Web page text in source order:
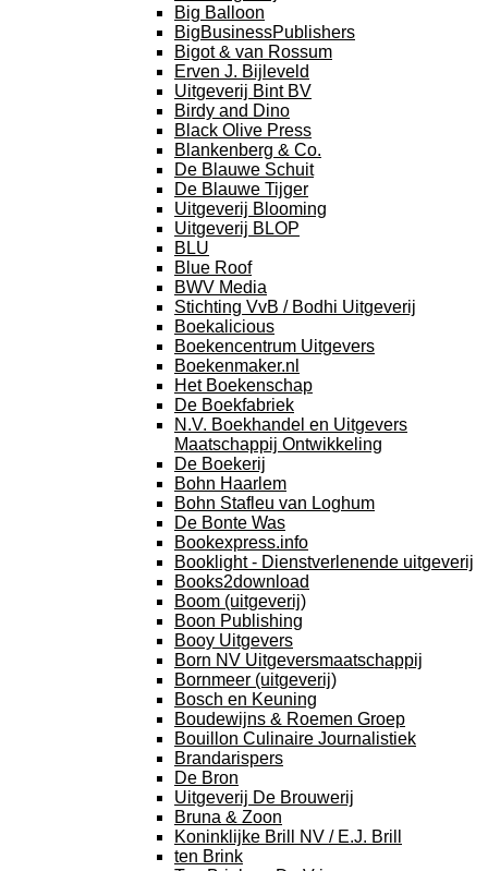
Big Balloon
BigBusinessPublishers
Bigot & van Rossum
Erven J. Bijleveld
Uitgeverij Bint BV
Birdy and Dino
Black Olive Press
Blankenberg & Co.
De Blauwe Schuit
De Blauwe Tijger
Uitgeverij Blooming
Uitgeverij BLOP
BLU
Blue Roof
BWV Media
Stichting VvB / Bodhi Uitgeverij
Boekalicious
Boekencentrum Uitgevers
Boekenmaker.nl
Het Boekenschap
De Boekfabriek
N.V. Boekhandel en Uitgevers
Maatschappij Ontwikkeling
De Boekerij
Bohn Haarlem
Bohn Stafleu van Loghum
De Bonte Was
Bookexpress.info
Booklight - Dienstverlenende uitgeverij
Books2download
Boom (uitgeverij)
Boon Publishing
Booy Uitgevers
Born NV Uitgeversmaatschappij
Bornmeer (uitgeverij)
Bosch en Keuning
Boudewijns & Roemen Groep
Bouillon Culinaire Journalistiek
Brandarispers
De Bron
Uitgeverij De Brouwerij
Bruna & Zoon
Koninklijke Brill NV / E.J. Brill
ten Brink